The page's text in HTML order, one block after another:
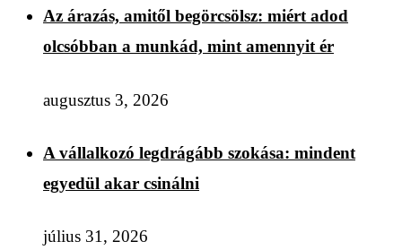
Az árazás, amitől begörcsölsz: miért adod
olcsóbban a munkád, mint amennyit ér
augusztus 3, 2026
A vállalkozó legdrágább szokása: mindent
egyedül akar csinálni
július 31, 2026